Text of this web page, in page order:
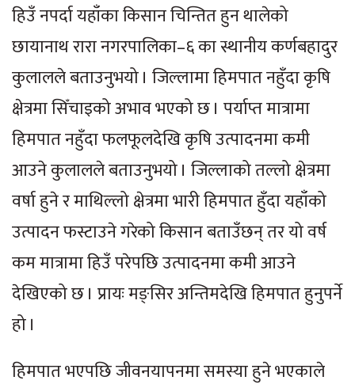
हिउँ नपर्दा यहाँका किसान चिन्तित हुन थालेको
छायानाथ रारा नगरपालिका–६ का स्थानीय कर्णबहादुर
कुलालले बताउनुभयो । जिल्लामा हिमपात नहुँदा कृषि
क्षेत्रमा सिँचाइको अभाव भएको छ । पर्याप्त मात्रामा
हिमपात नहुँदा फलफूलदेखि कृषि उत्पादनमा कमी
आउने कुलालले बताउनुभयो । जिल्लाको तल्लो क्षेत्रमा
वर्षा हुने र माथिल्लो क्षेत्रमा भारी हिमपात हुँदा यहाँको
उत्पादन फस्टाउने गरेको किसान बताउँछन् तर यो वर्ष
कम मात्रामा हिउँ परेपछि उत्पादनमा कमी आउने
देखिएको छ । प्रायः मङ्सिर अन्तिमदेखि हिमपात हुनुपर्ने
हो ।
हिमपात भएपछि जीवनयापनमा समस्या हुने भएकाले